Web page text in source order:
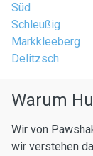
Süd
Schleußig
Markkleeberg
Delitzsch
Warum
Wir von
wir verstehen